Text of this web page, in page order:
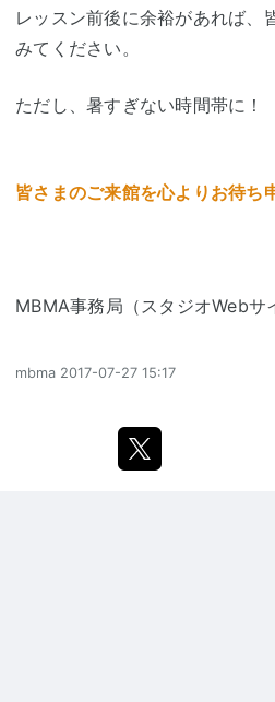
レッスン前後に余裕があれば、
みてください。
ただし、暑すぎない時間帯に！
皆さまのご来館を心よりお待ち
MBMA事務局（スタジオWebサ
mbma 2017-07-27 15:17